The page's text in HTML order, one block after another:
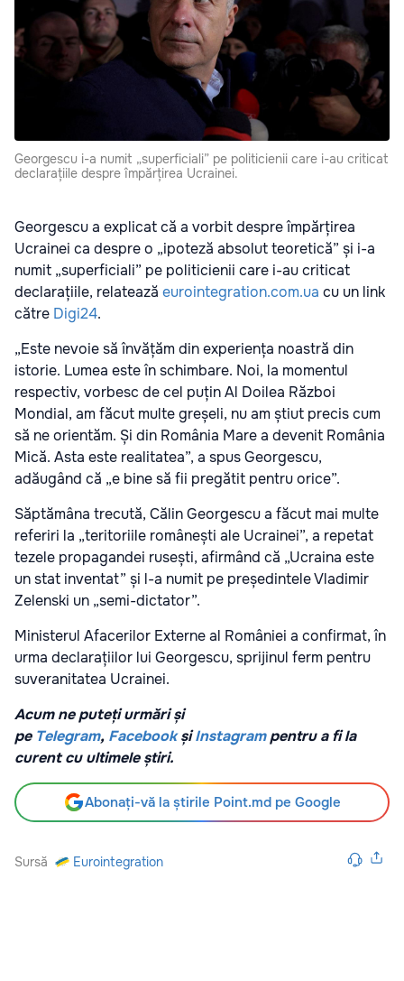
Georgescu i-a numit „superficiali” pe politicienii care i-au criticat
declarațiile despre împărțirea Ucrainei.
Georgescu a explicat că a vorbit despre împărțirea
Ucrainei ca despre o „ipoteză absolut teoretică” și i-a
numit „superficiali” pe politicienii care i-au criticat
declarațiile, relatează eurointegration.com.ua cu un link
către Digi24.
„Este nevoie să învățăm din experiența noastră din
istorie. Lumea este în schimbare. Noi, la momentul
respectiv, vorbesc de cel puțin Al Doilea Război
Mondial, am făcut multe greșeli, nu am știut precis cum
să ne orientăm. Și din România Mare a devenit România
Mică. Asta este realitatea”, a spus Georgescu,
adăugând că „e bine să fii pregătit pentru orice”.
Săptămâna trecută, Călin Georgescu a făcut mai multe
referiri la „teritoriile românești ale Ucrainei”, a repetat
tezele propagandei rusești, afirmând că „Ucraina este
un stat inventat” și l-a numit pe președintele Vladimir
Zelenski un „semi-dictator”.
Ministerul Afacerilor Externe al României a confirmat, în
urma declarațiilor lui Georgescu, sprijinul ferm pentru
suveranitatea Ucrainei.
Acum ne puteți urmări și
pe Telegram, Facebook șiInstagrampentru a fi la
curent cu ultimele știri.
Abonați-vă la știrile Point.md pe Google
Sursă Eurointegration